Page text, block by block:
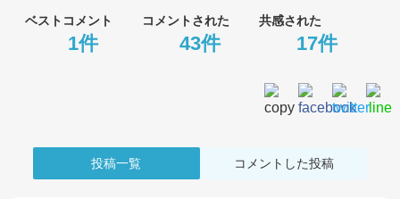
ベストコメント コメントされた 共感された
1件 43件 17件
投稿一覧 コメントした投稿